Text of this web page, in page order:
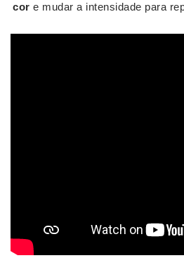
cor e mudar a intensidade para